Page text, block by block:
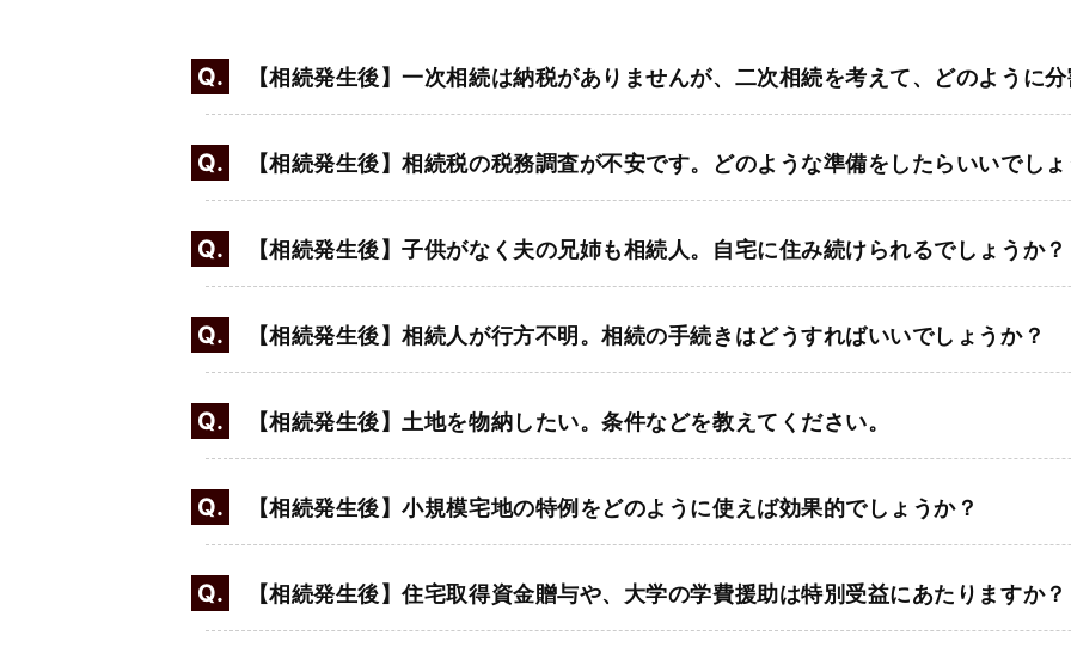
Q. 【相続発生後】一次相続は納税がありませんが、二次相続を考えて、どのように
Q. 【相続発生後】相続税の税務調査が不安です。どのような準備をしたらいいでし
Q. 【相続発生後】子供がなく夫の兄姉も相続人。自宅に住み続けられるでしょうか？
Q. 【相続発生後】相続人が行方不明。相続の手続きはどうすればいいでしょうか？
Q. 【相続発生後】土地を物納したい。条件などを教えてください。
Q. 【相続発生後】小規模宅地の特例をどのように使えば効果的でしょうか？
Q. 【相続発生後】住宅取得資金贈与や、大学の学費援助は特別受益にあたりますか？